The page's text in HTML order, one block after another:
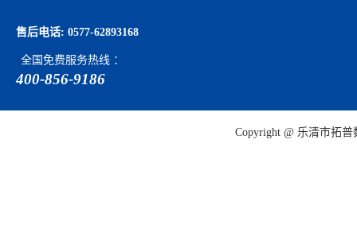
售后电话: 0577-62893168
全国免费服务热线 ：
400-856-9186
Copyright @ 乐清市拓普